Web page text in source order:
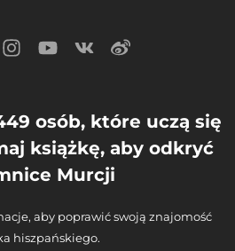
osób, które uczą się
książkę, aby odkryć
Murcji
aby poprawić swoją znajomość
hiszpańskiego.